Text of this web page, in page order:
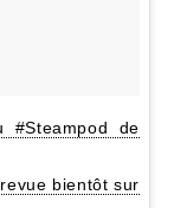
de
bientôt sur